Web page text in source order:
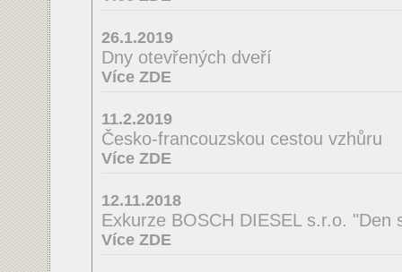
26.1.2019
Dny otevřených dveří
Více ZDE
11.2.2019
Česko-francouzskou cestou vzhůru
Více ZDE
12.11.2018
Exkurze BOSCH DIESEL s.r.o. "Den
Více ZDE